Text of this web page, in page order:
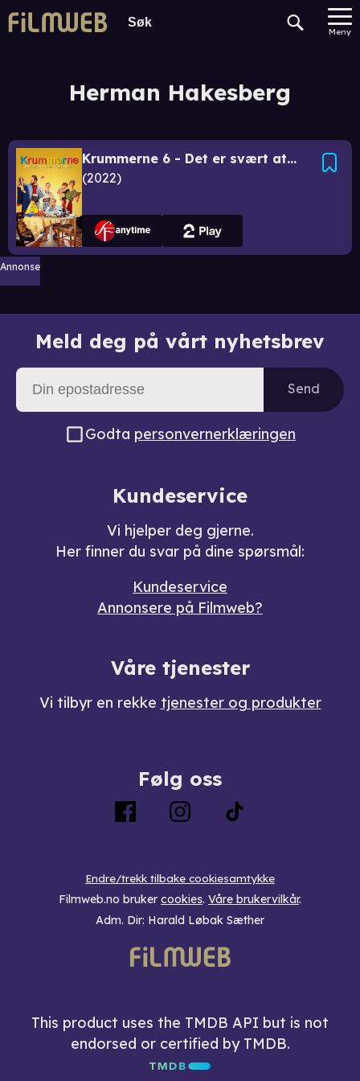
Meny
Herman Hakesberg
Krummerne 6 - Det er svært at være 11 år
2022
Annonse
Meld deg på vårt nyhetsbrev
Send
Godta personvernerklæringen
Kundeservice
Vi hjelper deg gjerne.
Her finner du svar på dine spørsmål:
Kundeservice
Annonsere på Filmweb?
Våre tjenester
Vi tilbyr en rekke tjenester og produkter
Følg oss
Endre/trekk tilbake cookiesamtykke
Filmweb.no bruker cookies. Våre brukervilkår.
Adm. Dir: Harald Løbak Sæther
This product uses the TMDB API but is not
endorsed or certified by TMDB.